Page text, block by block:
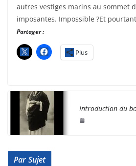
autres vestiges marins au sommet
imposantes. Impossible ?Et
Partager :
Plus
Introduction du
Par Sujet